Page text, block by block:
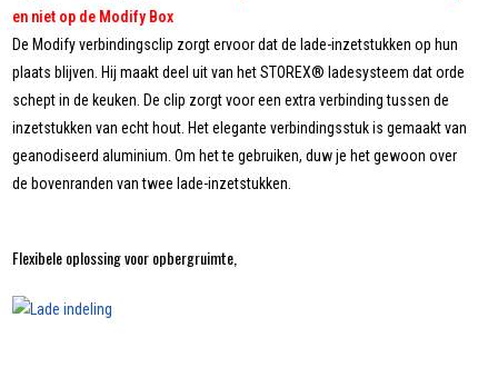
en niet op de Modify Box
De Modify verbindingsclip zorgt ervoor dat de lade-inzetstukken op hun
plaats blijven. Hij maakt deel uit van het STOREX® ladesysteem dat orde
schept in de keuken. De clip zorgt voor een extra verbinding tussen de
inzetstukken van echt hout. Het elegante verbindingsstuk is gemaakt van
geanodiseerd aluminium. Om het te gebruiken, duw je het gewoon over
de bovenranden van twee lade-inzetstukken.
Flexibele oplossing voor opbergruimte,